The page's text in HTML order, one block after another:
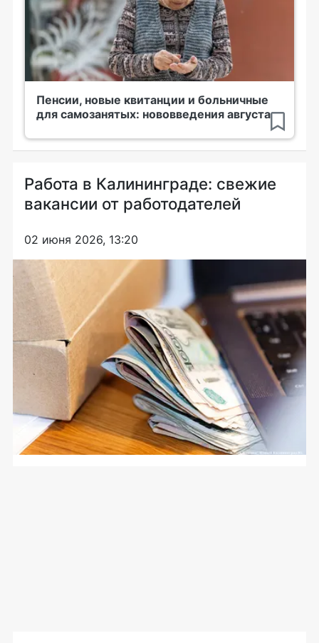
Пенсии, новые квитанции и больничные
для самозанятых: нововведения августа
Работа в Калининграде: свежие
вакансии от работодателей
02 июня 2026, 13:20